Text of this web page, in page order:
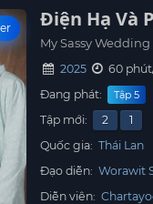
Điện Hạ Và
My Sassy Wedding
2025
60
Đang phát:
Tập 5
Tập mới: 2
1
Quốc gia: Thái Lan
Đạo diễn: Worawit
Diễn viên: